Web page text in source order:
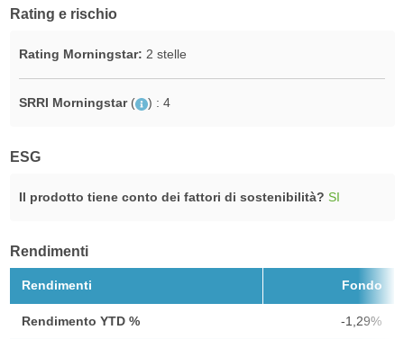
Rating e rischio
Rating Morningstar: 2 stelle
SRRI Morningstar ( ) : 4
ESG
Il prodotto tiene conto dei fattori di sostenibilità? SI
Rendimenti
Rendimenti Fondo
Rendimento YTD % -1,29%